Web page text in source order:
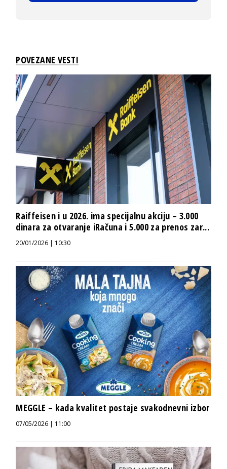
POVEZANE VESTI
Raiffeisen i u 2026. ima specijalnu akciju – 3.000
dinara za otvaranje iRačuna i 5.000 za prenos zar...
20/01/2026 | 10:30
MEGGLE – kada kvalitet postaje svakodnevni izbor
07/05/2026 | 11:00